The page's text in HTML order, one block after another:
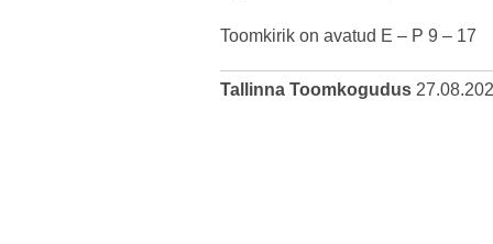
Toomkirik on avatud E – P 9 – 17
Tallinna Toomkogudus